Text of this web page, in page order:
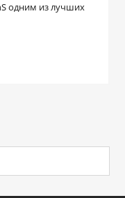
одним из лучших